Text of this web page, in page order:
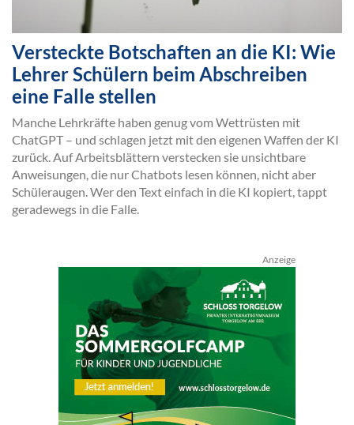
Versteckte Botschaften an die KI: Wie
Lehrer Schülern beim Abschreiben
eine Falle stellen
Manche Lehrkräfte haben genug vom Wettrüsten mit
ChatGPT – und schlagen jetzt mit den eigenen Waffen der KI
zurück. Auf Arbeitsblättern verstecken sie unsichtbare
Anweisungen, die nur Chatbots lesen können, nicht aber
Schüleraugen. Wer den Text einfach in die KI kopiert, tappt
geradewegs in die Falle.
Anzeige